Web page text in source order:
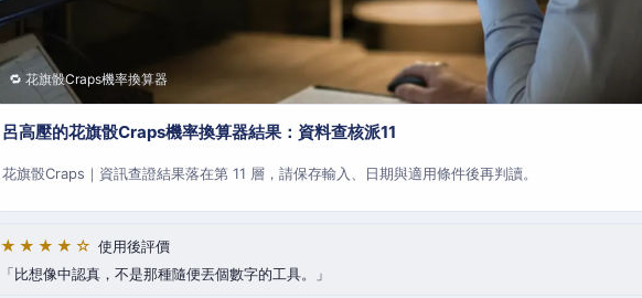
🔁 花旗骰Craps機率換算器
呂高壓的花旗骰Craps機率換算器結果：資料查核派11
花旗骰Craps｜資訊查證結果落在第 11 層，請保存輸入、日期與適用條件後再判讀。
★★★★☆ 使用後評價
比想像中認真，不是那種隨便丟個數字的工具。